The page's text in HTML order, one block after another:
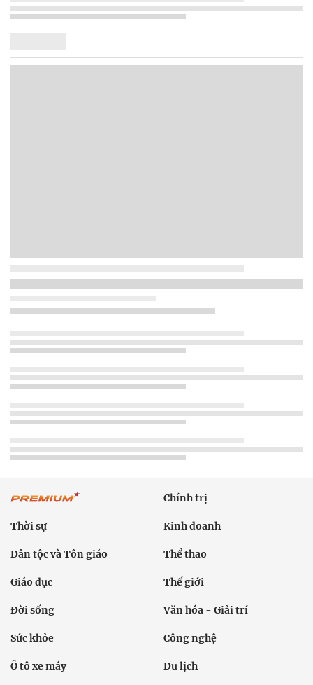
Chính trị
Thời sự Kinh doanh
Dân tộc và Tôn giáo Thể thao
Giáo dục Thế giới
Đời sống Văn hóa - Giải trí
Sức khỏe Công nghệ
Ô tô xe máy Du lịch